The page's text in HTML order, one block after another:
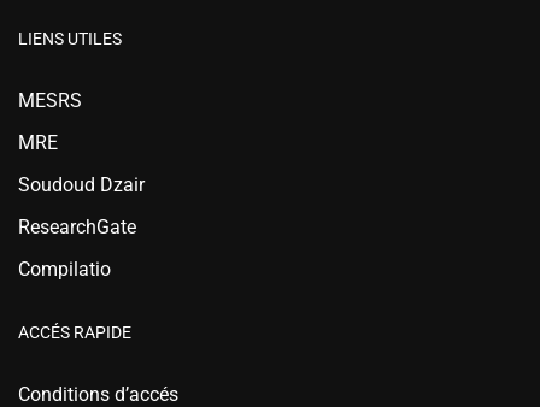
LIENS UTILES
MESRS
MRE
Soudoud Dzair
ResearchGate
Compilatio
ACCÉS RAPIDE
Conditions d’accés